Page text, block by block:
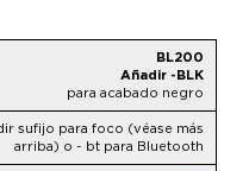
BL200
Añadir -BLK
para acabado negro
sufijo para foco (véase más
arriba) o - bt para Bluetooth